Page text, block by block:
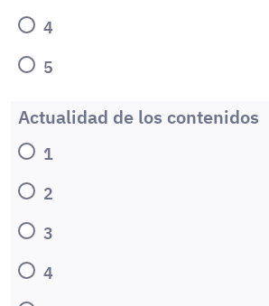
4
5
Actualidad de los contenidos
1
2
3
4